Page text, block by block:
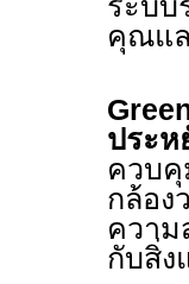
คุณแล
น
ประ
ควบคุ
กล้อง
ความ
กับสิ่ง